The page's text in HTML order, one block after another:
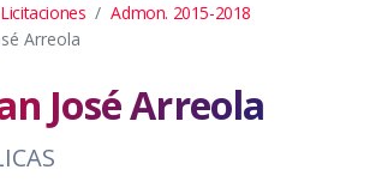
Admon. 2015-2018
Arreola
José Arreola